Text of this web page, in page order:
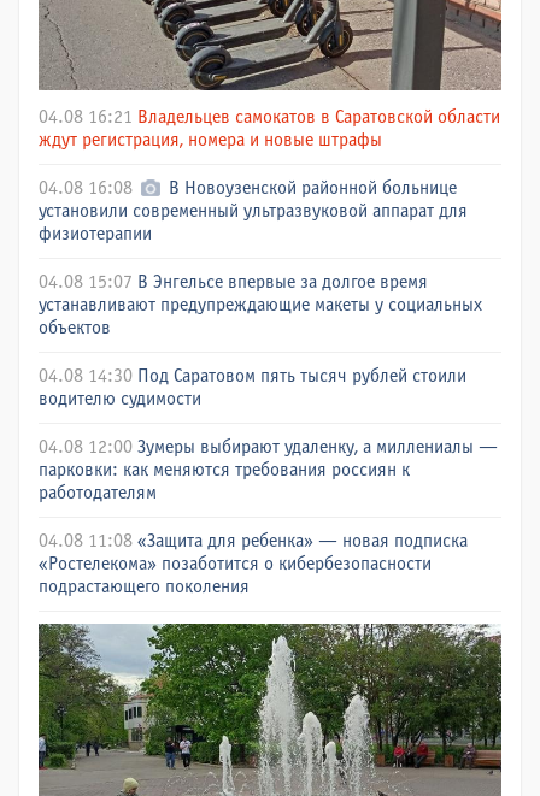
04.08 16:21 Владельцев самокатов в Саратовской области
ждут регистрация, номера и новые штрафы
04.08 16:08
В Новоузенской районной больнице
установили современный ультразвуковой аппарат для
физиотерапии
04.08 15:07 В Энгельсе впервые за долгое время
устанавливают предупреждающие макеты у социальных
объектов
04.08 14:30 Под Саратовом пять тысяч рублей стоили
водителю судимости
04.08 12:00 Зумеры выбирают удаленку, а миллениалы —
парковки: как меняются требования россиян к
работодателям
04.08 11:08 «Защита для ребенка» — новая подписка
«Ростелекома» позаботится о кибербезопасности
подрастающего поколения